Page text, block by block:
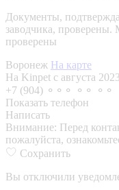
Документы,
заводчика, проверены.
проверены
Воронеж На карте
На Kinpet c августа
+7 (904) ⚬⚬⚬ ⚬⚬ ⚬⚬
Показать телефон
Написать
Внимание: Перед
пожалуйста,
Сохранить
Вы отключили